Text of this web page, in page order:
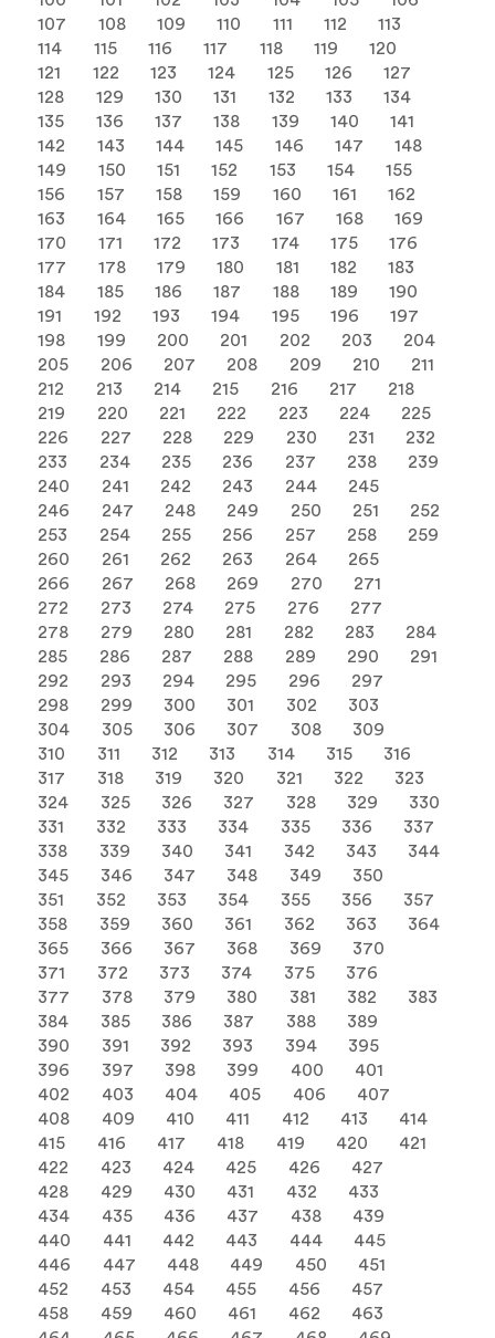
107
108 109 110 111 112
113
114
115 116 117 118 119
120
121
122 123 124 125 126
127
128
129 130 131 132 133
134
135
136 137 138 139 140
141
142
143 144 145 146 147
148
149
150 151 152 153 154
155
156
157 158 159 160 161
162
163
164 165 166 167 168
169
170
171 172 173 174 175
176
177
178 179 180 181 182
183
184
185 186 187 188 189
190
191
192 193 194 195 196
197
198
199 200 201 202 203
204
205
206 207 208 209 210
211
212
213 214 215 216 217
218
219
220 221 222 223 224
225
226
227 228 229 230 231
232
233
234 235 236 237 238
239
240
241 242 243 244
245
246
247 248 249 250 251
252
253
254 255 256 257 258
259
260
261 262 263 264
265
266
267 268 269 270
271
272
273 274 275 276
277
278
279 280 281 282 283
284
285
286 287 288 289 290
291
292
293 294 295 296
297
298
299 300 301 302
303
304
305 306 307 308
309
310
311 312 313 314 315
316
317
318 319 320 321 322
323
324
325 326 327 328 329
330
331
332 333 334 335 336
337
338
339 340 341 342 343
344
345
346 347 348 349
350
351
352 353 354 355 356
357
358
359 360 361 362 363
364
365
366 367 368 369
370
371
372 373 374 375
376
377
378 379 380 381 382
383
384
385 386 387 388
389
390
391 392 393 394
395
396
397 398 399 400
401
402
403 404 405 406
407
408
409 410 411 412 413
414
415
416 417 418 419 420
421
422
423 424 425 426
427
428
429 430 431 432
433
434
435 436 437 438
439
440
441 442 443 444
445
446
447 448 449 450
451
452
453 454 455 456
457
458
459 460 461 462
463